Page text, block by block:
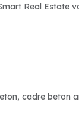
Real Estate
cadre beton